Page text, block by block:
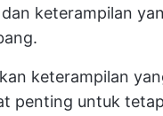
keterampilan
keterampilan
penting untuk